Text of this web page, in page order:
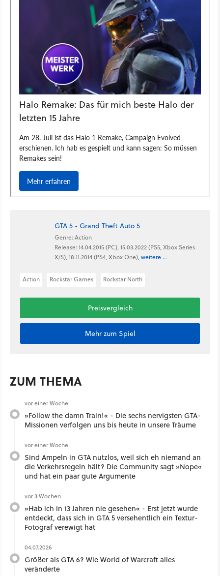
GTA 5 - Grand Theft Auto 5
Genre: Action
Release: 14.04.2015 (PC), 15.03.2022 (PS5, Xbox Series
X/S), 18.11.2014 (PS4, Xbox One), weitere ...
Action Rockstar Games Rockstar North
Preisvergleich
Mehr zum Spiel
ZUM THEMA
vor einer Woche
»Follow the damn Train!« - Die sechs nervigsten GTA-
Missionen verfolgen uns bis heute in unsere Träume
vor einer Woche
Sind Ampeln in GTA nutzlos, weil sich eh niemand an
die Verkehrsregeln hält? Die Community sagt »Nope«
und hat ein paar gute Argumente
vor 3 Wochen
»Hab ich in 13 Jahren nie gesehen« - Erst jetzt wurde
entdeckt, dass sich in GTA 5 versehentlich ein Textur-
Fotograf verewigt hat
04.07.2026
Größer als GTA 6? Wie World of Warcraft alles
veränderte